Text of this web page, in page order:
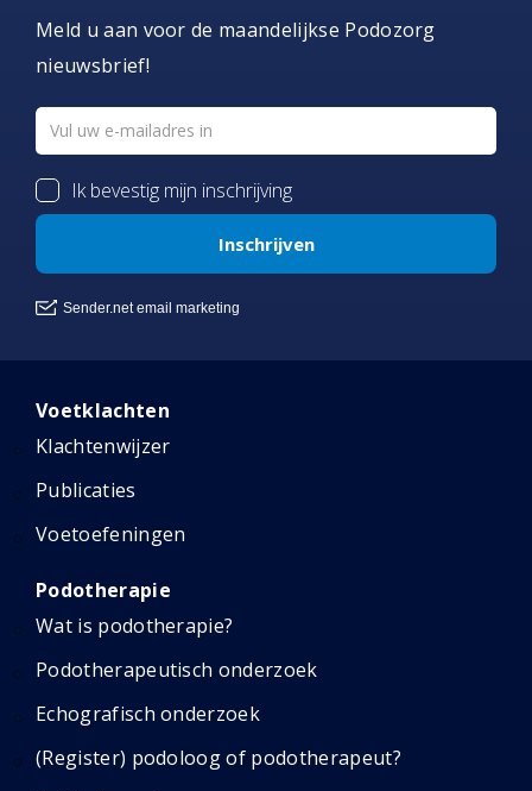
Meld u aan voor de maandelijkse Podozorg
nieuwsbrief!
Voetklachten
Klachtenwijzer
Publicaties
Voetoefeningen
Podotherapie
Wat is podotherapie?
Podotherapeutisch onderzoek
Echografisch onderzoek
(Register) podoloog of podotherapeut?